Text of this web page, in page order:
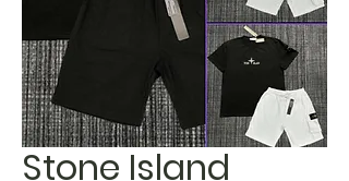
Stone Island